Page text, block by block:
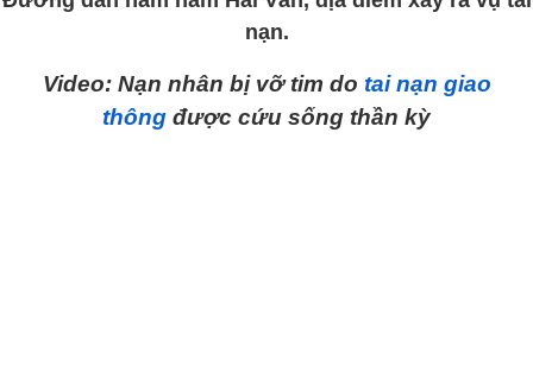
nạn.
Video: Nạn nhân bị vỡ tim do tai nạn giao
thông được cứu sống thần kỳ